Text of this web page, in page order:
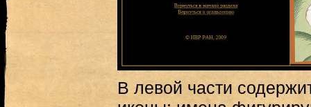
В левой части